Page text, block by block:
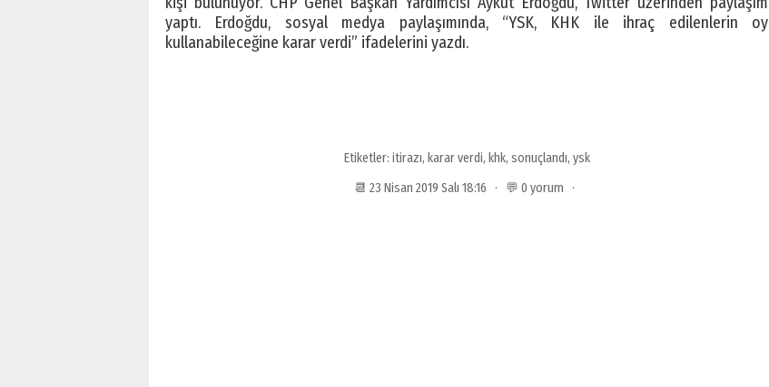
yaptı. Erdoğdu, sosyal medya paylaşımında, “YSK, KHK ile ihraç edilenlerin oy
kullanabileceğine karar verdi” ifadelerini yazdı.
Etiketler: itirazı, karar verdi, khk, sonuçlandı, ysk
📆 23 Nisan 2019 Salı 18:16 · 💬 0 yorum ·